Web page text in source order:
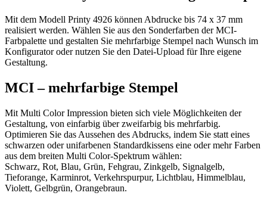
Mit dem Modell Printy 4926 können Abdrucke bis 74 x 37 mm
realisiert werden. Wählen Sie aus den Sonderfarben der MCI-
Farbpalette und gestalten Sie mehrfarbige Stempel nach Wunsch im
Konfigurator oder nutzen Sie den Datei-Upload für Ihre eigene
Gestaltung.
MCI – mehrfarbige Stempel
Mit Multi Color Impression bieten sich viele Möglichkeiten der
Gestaltung, von einfarbig über zweifarbig bis mehrfarbig.
Optimieren Sie das Aussehen des Abdrucks, indem Sie statt eines
schwarzen oder unifarbenen Standardkissens eine oder mehr Farben
aus dem breiten Multi Color-Spektrum wählen:
Schwarz, Rot, Blau, Grün, Fehgrau, Zinkgelb, Signalgelb,
Tieforange, Karminrot, Verkehrspurpur, Lichtblau, Himmelblau,
Violett, Gelbgrün, Orangebraun.